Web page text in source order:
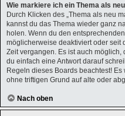
Wie markiere ich ein Thema als
Durch Klicken des „Thema als neu
kannst du das Thema wieder ganz
holen. Wenn du den
möglicherweise deaktiviert oder seit
Zeit vergangen. Es ist auch
du einfach eine Antwort darauf
Regeln dieses Boards beachtest!
ohne triftigen Grund auf alte oder
Nach oben